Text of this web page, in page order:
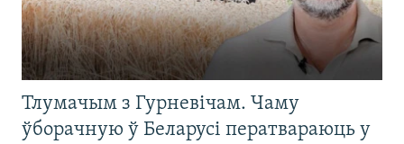
Тлумачым з Гурневічам. Чаму
ўборачную ў Беларусі ператвараюць у